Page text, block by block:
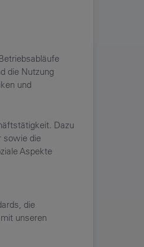
die Nutzung
und
Dazu
sowie die
Aspekte
die
unseren